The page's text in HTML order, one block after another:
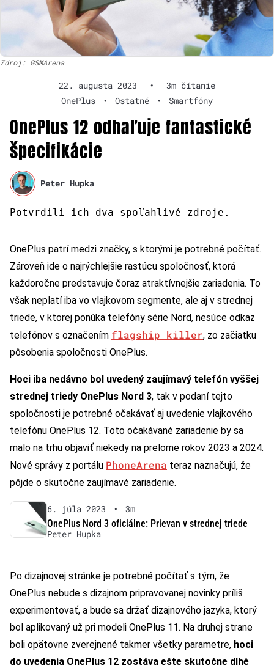
Zdroj: GSMArena
22. augusta 2023 •
3m čítanie
OnePlus
• Ostatné • Smartfóny
OnePlus 12 odhaľuje fantastické
špecifikácie
Peter Hupka
Potvrdili ich dva spoľahlivé zdroje.
OnePlus patrí medzi značky, s ktorými je potrebné počítať.
Zároveň ide o najrýchlejšie rastúcu spoločnosť, ktorá
každoročne predstavuje čoraz atraktívnejšie zariadenia. To
však neplatí iba vo vlajkovom segmente, ale aj v strednej
triede, v ktorej ponúka telefóny série Nord, nesúce odkaz
telefónov s označením flagship killer, zo začiatku
pôsobenia spoločnosti OnePlus.
Hoci iba nedávno bol uvedený zaujímavý telefón vyššej
strednej triedy OnePlus Nord 3, tak v podaní tejto
spoločnosti je potrebné očakávať aj uvedenie vlajkového
telefónu OnePlus 12. Toto očakávané zariadenie by sa
malo na trhu objaviť niekedy na prelome rokov 2023 a 2024.
Nové správy z portálu PhoneArena teraz naznačujú, že
pôjde o skutočne zaujímavé zariadenie.
6. júla 2023 •
3m
OnePlus Nord 3 oficiálne: Prievan v strednej triede
Peter Hupka
Po dizajnovej stránke je potrebné počítať s tým, že
OnePlus nebude s dizajnom pripravovanej novinky príliš
experimentovať, a bude sa držať dizajnového jazyka, ktorý
bol aplikovaný už pri modeli OnePlus 11. Na druhej strane
boli opätovne zverejnené takmer všetky parametre, hoci
do uvedenia OnePlus 12 zostáva ešte skutočne dlhé